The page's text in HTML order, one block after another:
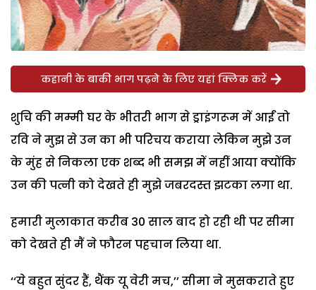
कहानी के बाकी भाग पढ़ने के लिए यहां क्लिक करें
शुचि की मम्मी घर के भीतरी भाग से ड्राइंगरूम में आईं तो
रवि ने मुझ से उन का भी परिचय कराया लेकिन मुझे उन
के मुंह से निकला एक शब्द भी समझ में नहीं आया क्योंकि
उन की पत्नी को देखते ही मुझे जबरदस्त झटका लगा था.
हमारी मुलाकात करीब 30 साल बाद हो रही थी पर सीमा
को देखते ही मैं ने फौरन पहचान लिया था.
‘‘ये बहुत सुंदर हैं, थैंक यू वेरी मच,’’ सीमा ने मुसकराते हुए